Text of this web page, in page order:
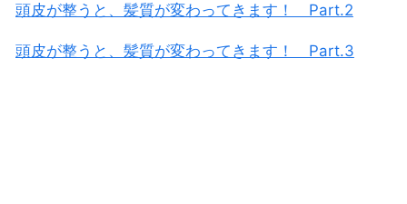
頭皮が整うと、髪質が変わってきます！ Part.2
頭皮が整うと、髪質が変わってきます！ Part.3